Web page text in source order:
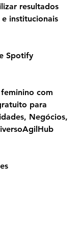
resultados
institucionais
Spotify
com
para
Negócios,